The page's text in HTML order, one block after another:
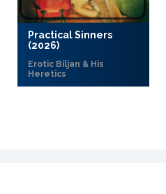
Practical Sinners
(2026)
Erotic Biljan & His
Heretics